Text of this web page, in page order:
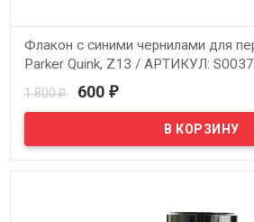
Флакон с синими чернилами для
Parker Quink, Z13 / АРТИКУЛ:
В наличии
1 800₽ 600 ₽